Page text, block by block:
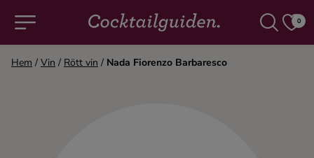
0
Hem / Vin / Rött vin / Nada Fiorenzo Barbaresco